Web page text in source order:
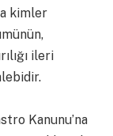
kimler
ileri
Kanunu’na